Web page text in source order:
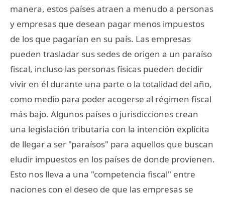
manera, estos países atraen a menudo a personas
y empresas que desean pagar menos impuestos
de los que pagarían en su país. Las empresas
pueden trasladar sus sedes de origen a un paraíso
fiscal, incluso las personas físicas pueden decidir
vivir en él durante una parte o la totalidad del año,
como medio para poder acogerse al régimen fiscal
más bajo. Algunos países o jurisdicciones crean
una legislación tributaria con la intención explícita
de llegar a ser "paraísos" para aquellos que buscan
eludir impuestos en los países de donde provienen.
Esto nos lleva a una "competencia fiscal" entre
naciones con el deseo de que las empresas se